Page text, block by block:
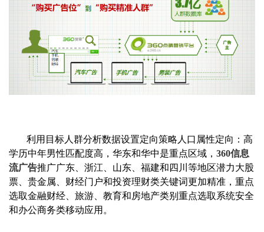
利用目标人群分析数据设置定向策略人口属性定向： 高
学历中年男性匹配度高，华东和华中是重点区域， 360信息
流广告推广广东、浙江、山东、福建和四川等地区潜力大股
票、贵金属、财经门户和投资理财类关键词更加精准，重点
选取金融财经、旅游、教育和房地产类别重点选取系统安全
和办公商务类移动应用。